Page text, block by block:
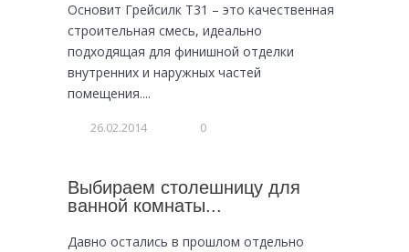
Основит Грейсилк Т31 – это качественная
строительная смесь, идеально
подходящая для финишной отделки
внутренних и наружных частей
помещения....
26.02.2014 0
Выбираем столешницу для
ванной комнаты...
Давно остались в прошлом отдельно